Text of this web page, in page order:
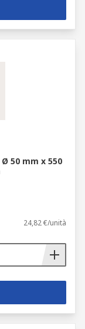
50 mm x 550
24,82 €/unità